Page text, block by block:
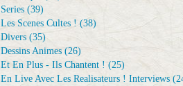
Series (39)
Les Scenes Cultes ! (38)
Divers (35)
Dessins Animes (26)
Et En Plus - Ils Chantent ! (25)
En Live Avec Les Realisateurs ! Interviews